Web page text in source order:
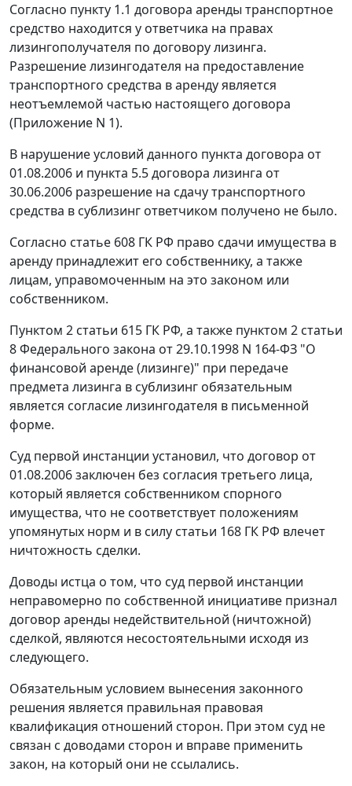
Согласно пункту 1.1 договора аренды транспортное
средство находится у ответчика на правах
лизингополучателя по договору лизинга.
Разрешение лизингодателя на предоставление
транспортного средства в аренду является
неотъемлемой частью настоящего договора
(Приложение N 1).
В нарушение условий данного пункта договора от
01.08.2006 и пункта 5.5 договора лизинга от
30.06.2006 разрешение на сдачу транспортного
средства в сублизинг ответчиком получено не было.
Согласно статье 608 ГК РФ право сдачи имущества в
аренду принадлежит его собственнику, а также
лицам, управомоченным на это законом или
собственником.
Пунктом 2 статьи 615 ГК РФ, а также пунктом 2 статьи
8Федерального закона от 29.10.1998 N 164-ФЗ "О
финансовой аренде (лизинге)" при передаче
предмета лизинга в сублизинг обязательным
является согласие лизингодателя в письменной
форме.
Суд первой инстанции установил, что договор от
01.08.2006 заключен без согласия третьего лица,
который является собственником спорного
имущества, что не соответствует положениям
упомянутых норм и в силу статьи 168 ГК РФ влечет
ничтожность сделки.
Доводы истца о том, что суд первой инстанции
неправомерно по собственной инициативе признал
договор аренды недействительной (ничтожной)
сделкой, являются несостоятельными исходя из
следующего.
Обязательным условием вынесения законного
решения является правильная правовая
квалификация отношений сторон. При этом суд не
связан с доводами сторон и вправе применить
закон, на который они не ссылались.